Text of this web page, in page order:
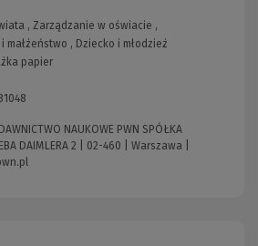
, Zarządzanie w oświacie ,
małżeństwo , Dziecko i młodzież
papier
NAUKOWE PWN SPÓŁKA
DAIMLERA 2 | 02-460 | Warszawa |